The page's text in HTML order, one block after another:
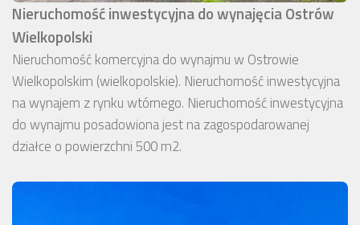
Nieruchomość inwestycyjna do wynajęcia Ostrów
Wielkopolski
Nieruchomość komercyjna do wynajmu w Ostrowie
Wielkopolskim (wielkopolskie). Nieruchomość inwestycyjna
na wynajem z rynku wtórnego. Nieruchomość inwestycyjna
do wynajmu posadowiona jest na zagospodarowanej
działce o powierzchni 500 m2.